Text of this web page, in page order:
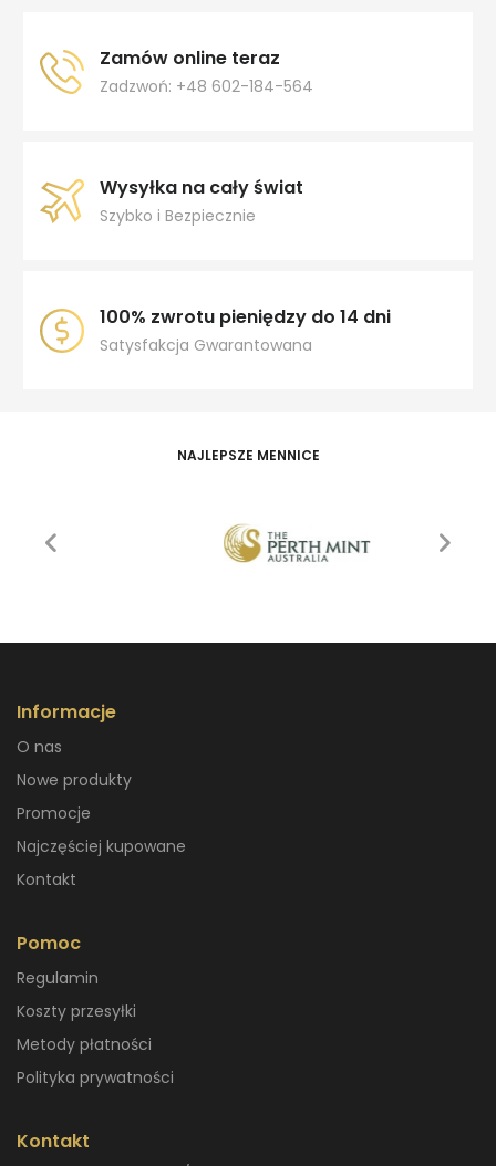
Zamów online teraz
Zadzwoń: +48 602-184-564
Wysyłka na cały świat
Szybko i Bezpiecznie
100% zwrotu pieniędzy do 14 dni
Satysfakcja Gwarantowana
NAJLEPSZE MENNICE
Informacje
O nas
Nowe produkty
Promocje
Najczęściej kupowane
Kontakt
Pomoc
Regulamin
Koszty przesyłki
Metody płatności
Polityka prywatności
Kontakt